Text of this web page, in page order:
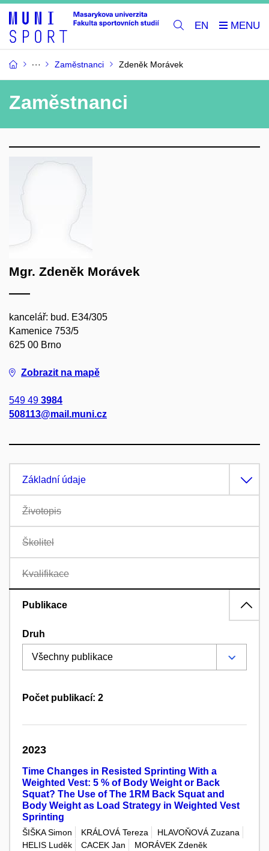
EN
Zaměstnanci Zdeněk Morávek
Zaměstnanci
Mgr. Zdeněk Morávek
kancelář: bud. E34/305
Kamenice 753/5
625 00 Brno
Zobrazit na mapě
549 49 3984
508113@mail.muni.cz
Základní údaje
Životopis
Školitel
Kvalifikace
Publikace
Druh
Počet publikací: 2
2023
Time Changes in Resisted Sprinting With a
Weighted Vest: 5 % of Body Weight or Back
Squat? The Use of The 1RM Back Squat and
Body Weight as Load Strategy in Weighted Vest
Sprinting
ŠIŠKA Simon KRÁLOVÁ Tereza
HLAVOŇOVÁ Zuzana
HELIS Luděk
CACEK Jan
MORÁVEK Zdeněk